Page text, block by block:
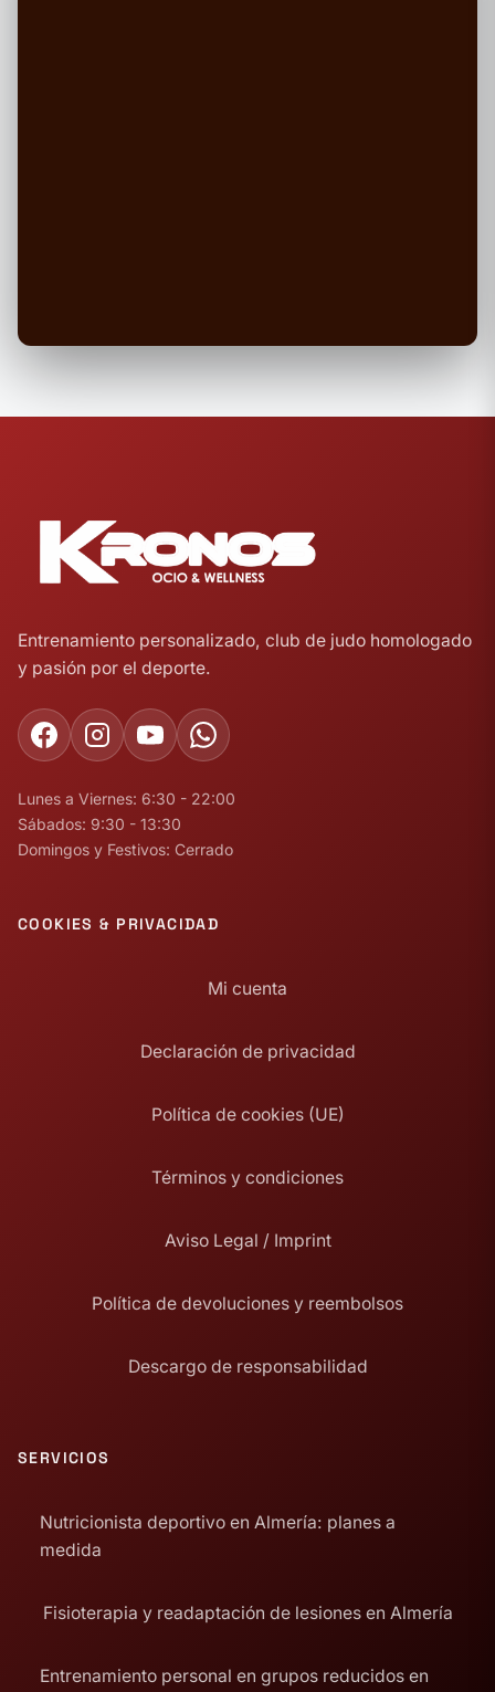
Entrenamiento personalizado, club de judo homologado
y pasión por el deporte.
Lunes a Viernes: 6:30 - 22:00
Sábados: 9:30 - 13:30
Domingos y Festivos: Cerrado
COOKIES & PRIVACIDAD
Mi cuenta
Declaración de privacidad
Política de cookies (UE)
Términos y condiciones
Aviso Legal / Imprint
Política de devoluciones y reembolsos
Descargo de responsabilidad
SERVICIOS
Nutricionista deportivo en Almería: planes a
medida
Fisioterapia y readaptación de lesiones en Almería
Entrenamiento personal en grupos reducidos en